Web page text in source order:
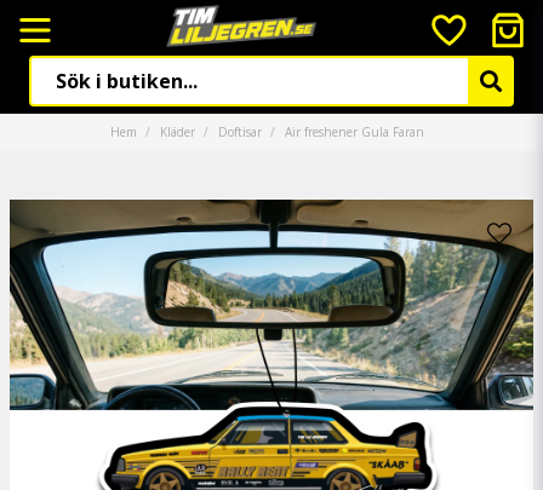
Hem Kläder Doftisar Air freshener Gula Faran